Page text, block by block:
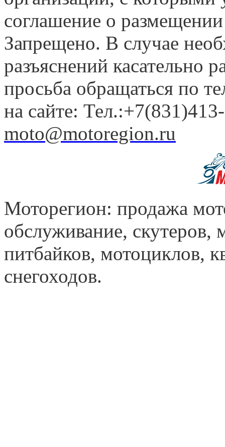
соглашение о
Запрещено. В случае
разъяснений
просьба обращаться по
на сайте:
moto@motoregion.ru
Моторегион: продажа
обслуживание, скутеров,
питбайков, мотоциклов,
снегоходов.